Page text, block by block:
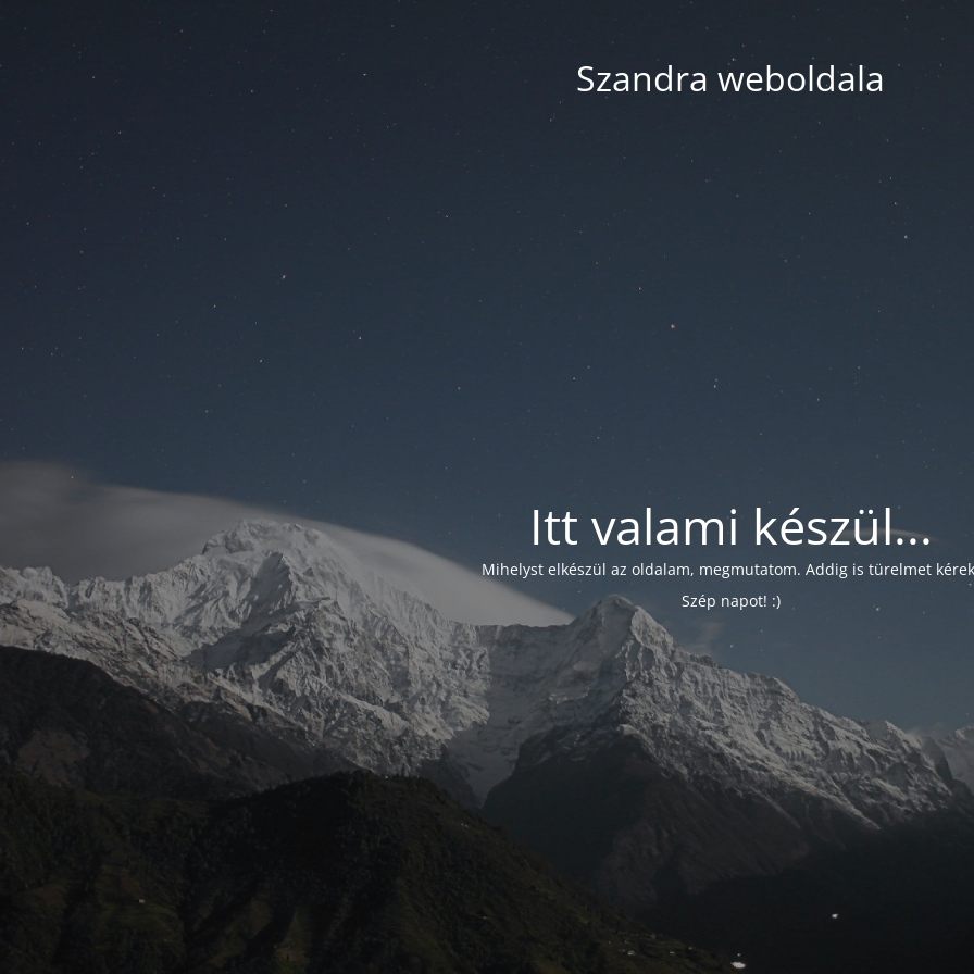
Szandra weboldala
Itt valami készül...
Mihelyst elkészül az oldalam, megmutatom. Addig is türelmet
Szép napot! :)